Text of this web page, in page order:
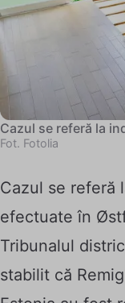
Cazul se referă la
Fot. Fotolia
Cazul se referă
efectuate în
Tribunalul
stabilit că